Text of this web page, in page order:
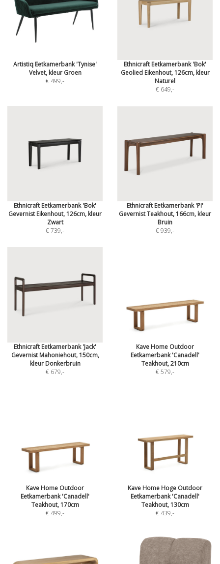
Artistiq Eetkamerbank 'Tynise'
Velvet, kleur Groen
€ 499,-
Ethnicraft Eetkamerbank 'Bok'
Geolied Eikenhout, 126cm, kleur
Naturel
€ 649,-
Ethnicraft Eetkamerbank 'Bok'
Gevernist Eikenhout, 126cm, kleur
Zwart
€ 739,-
Ethnicraft Eetkamerbank 'PI'
Gevernist Teakhout, 166cm, kleur
Bruin
€ 939,-
Ethnicraft Eetkamerbank 'Jack'
Gevernist Mahoniehout, 150cm,
kleur Donkerbruin
€ 679,-
Kave Home Outdoor
Eetkamerbank 'Canadell'
Teakhout, 210cm
€ 579,-
Kave Home Outdoor
Eetkamerbank 'Canadell'
Teakhout, 170cm
€ 499,-
Kave Home Hoge Outdoor
Eetkamerbank 'Canadell'
Teakhout, 130cm
€ 439,-